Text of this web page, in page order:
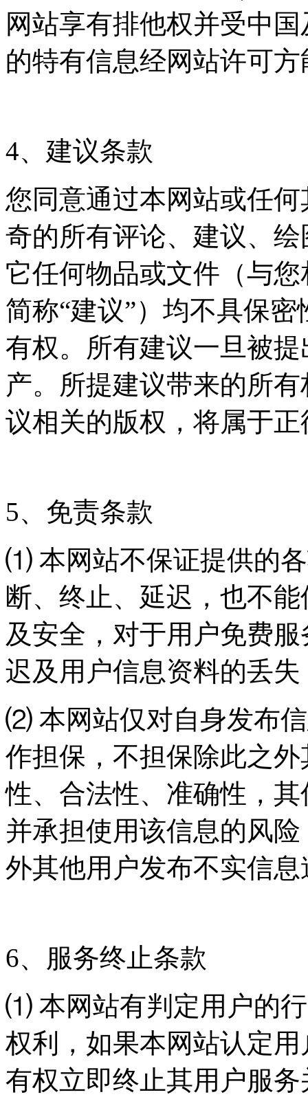
网站享有排他权并受中
的特有信息经网站许可
4、建议条款
您同意通过本网站或任
奇的所有评论、建议、
它任何物品或文件（与
简称“建议”）均不具保
有权。所有建议一旦被
产。所提建议带来的所
议相关的版权，将属于
5、免责条款
⑴ 本网站不保证提供的
断、终止、延迟，也不
及安全，对于用户免费
迟及用户信息资料的丢
⑵ 本网站仅对自身发布
作担保，不担保除此之
性、合法性、准确性，
并承担使用该信息的风
外其他用户发布不实信
6、服务终止条款
⑴ 本网站有判定用户的
权利，如果本网站认定
有权立即终止其用户服